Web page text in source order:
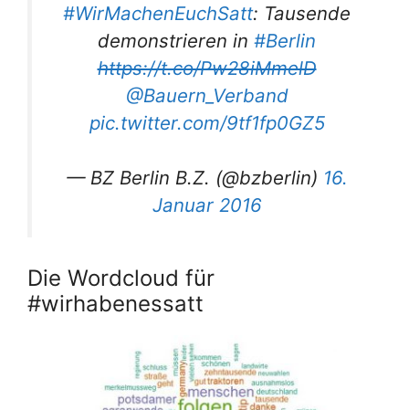
#WirMachenEuchSatt: Tausende
demonstrieren in #Berlin
https://t.co/Pw28iMmelD
@Bauern_Verband
pic.twitter.com/9tf1fp0GZ5
— BZ Berlin B.Z. (@bzberlin) 16.
Januar 2016
Die Wordcloud für
#wirhabenessatt